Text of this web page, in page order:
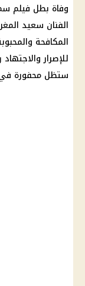
وفاة بطل فيلم
الفنان سعيد
المكافحة
للإصرار
ستظل محفورة في